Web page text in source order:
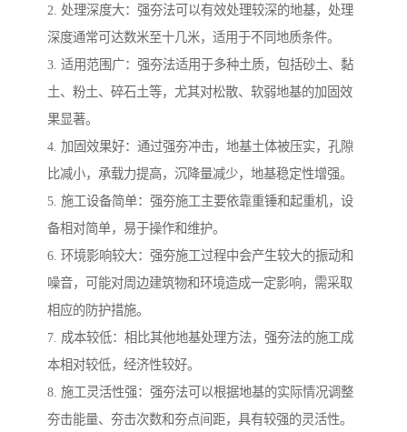
2. 处理深度大：强夯法可以有效处理较深的地基，处理
深度通常可达数米至十几米，适用于不同地质条件。
3. 适用范围广：强夯法适用于多种土质，包括砂土、黏
土、粉土、碎石土等，尤其对松散、软弱地基的加固效
果显著。
4. 加固效果好：通过强夯冲击，地基土体被压实，孔隙
比减小，承载力提高，沉降量减少，地基稳定性增强。
5. 施工设备简单：强夯施工主要依靠重锤和起重机，设
备相对简单，易于操作和维护。
6. 环境影响较大：强夯施工过程中会产生较大的振动和
噪音，可能对周边建筑物和环境造成一定影响，需采取
相应的防护措施。
7. 成本较低：相比其他地基处理方法，强夯法的施工成
本相对较低，经济性较好。
8. 施工灵活性强：强夯法可以根据地基的实际情况调整
夯击能量、夯击次数和夯点间距，具有较强的灵活性。